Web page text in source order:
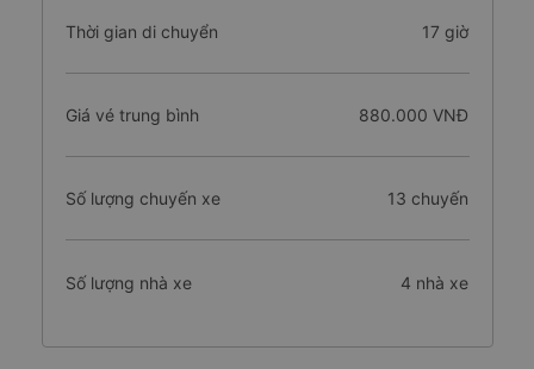
Thời gian di chuyển 17 giờ
Giá vé trung bình 880.000 VNĐ
Số lượng chuyến xe 13 chuyến
Số lượng nhà xe 4 nhà xe